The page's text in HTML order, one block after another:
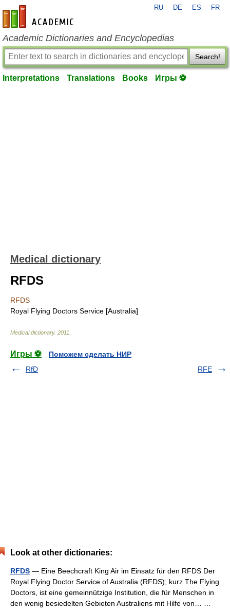
en-academic.com
RU DE ES FR
Academic Dictionaries and Encyclopedias
Search!
Interpretations Translations Books Игры ⚽
Medical dictionary
RFDS
RFDS
Royal Flying Doctors Service [Australia]
Medical dictionary. 2011
Игры ⚽
Поможем сделать НИР
RfD
RFE
Look at other dictionaries:
RFDS — Eine Beechcraft King Air im Einsatz für den RFDS Der
Royal Flying Doctor Service of Australia (RFDS); kurz The Flying
Doctors, ist eine gemeinnützige Institution, die für Menschen in
den wenig besiedelten Gebieten Australiens mit Hilfe von… …